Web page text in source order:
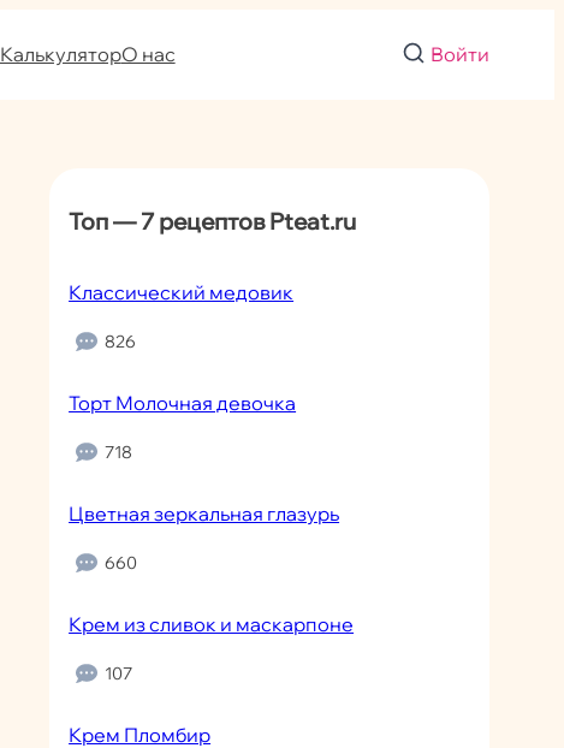
КалькуляторО нас Войти
Топ — 7 рецептов Pteat.ru
Классический медовик
826
Торт Молочная девочка
718
Цветная зеркальная глазурь
660
Крем из сливок и маскарпоне
107
Крем Пломбир